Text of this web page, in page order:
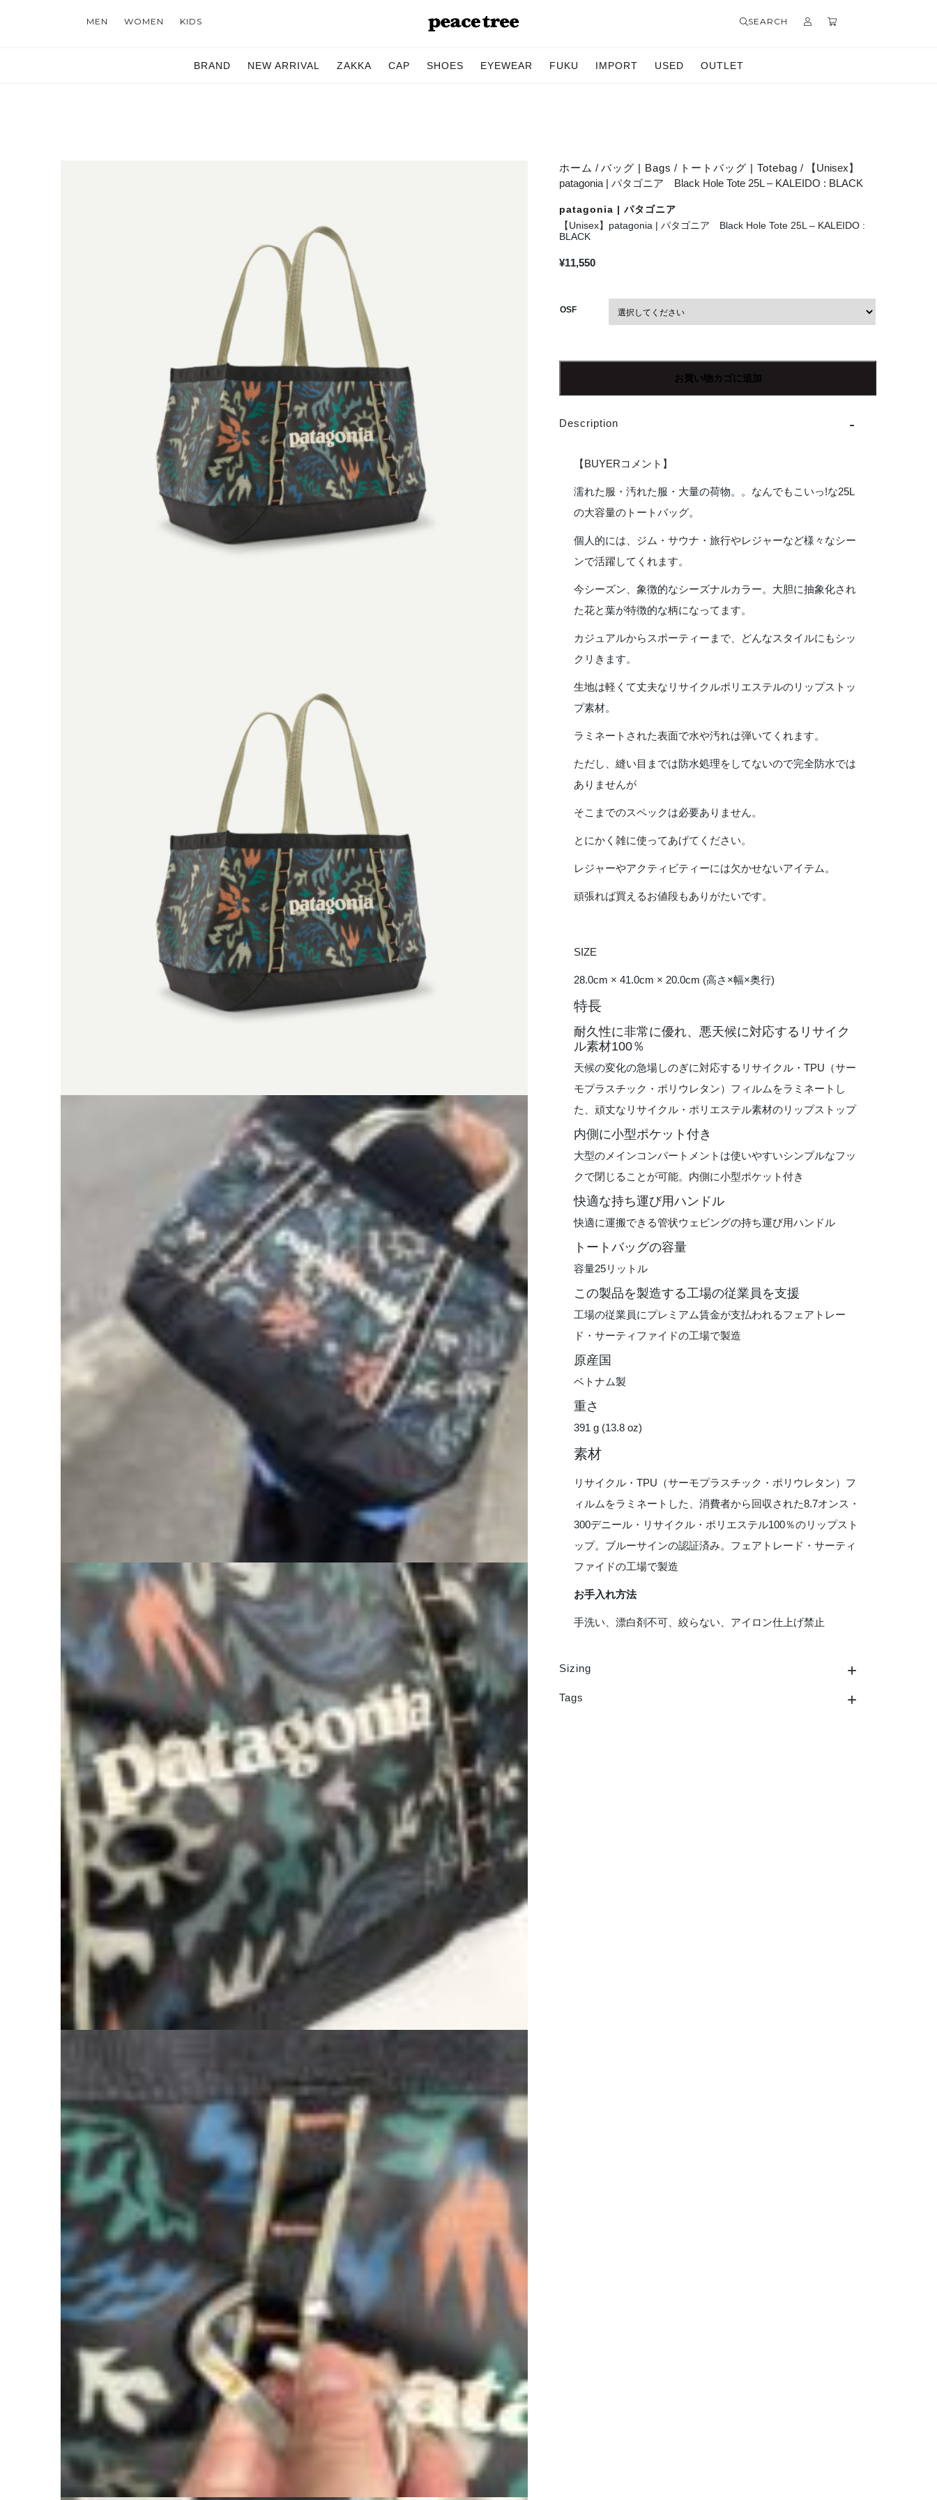
MEN WOMEN KIDS SEARCH
BRAND NEW ARRIVAL ZAKKA CAP SHOES EYEWEAR FUKU IMPORT USED OUTLET
ホーム / バッグ | Bags / トートバッグ | Totebag / 【Unisex】
patagonia | パタゴニア Black Hole Tote 25L – KALEIDO : BLACK
patagonia | パタゴニア
【Unisex】patagonia | パタゴニア Black Hole Tote 25L – KALEIDO :
BLACK
¥11,550
OSF
パ
ゴ
Hole
BLACK
お買い物カゴに追加
Description
【BUYERコメント】
濡れた服・汚れた服・大量の荷物。。なんでもこいっ!な25L
の大容量のトートバッグ。
個人的には、ジム・サウナ・旅行やレジャーなど様々なシー
ンで活躍してくれます。
今シーズン、象徴的なシーズナルカラー。大胆に抽象化され
た花と葉が特徴的な柄になってます。
カジュアルからスポーティーまで、どんなスタイルにもシッ
クリきます。
生地は軽くて丈夫なリサイクルポリエステルのリップストッ
プ素材。
ラミネートされた表面で水や汚れは弾いてくれます。
ただし、縫い目までは防水処理をしてないので完全防水では
ありませんが
そこまでのスペックは必要ありません。
とにかく雑に使ってあげてください。
レジャーやアクティビティーには欠かせないアイテム。
頑張れば買えるお値段もありがたいです。
SIZE
28.0cm × 41.0cm × 20.0cm (高さ×幅×奥行)
特長
耐久性に非常に優れ、悪天候に対応するリサイク
ル素材100％
天候の変化の急場しのぎに対応するリサイクル・TPU（サー
モプラスチック・ポリウレタン）フィルムをラミネートし
た、頑丈なリサイクル・ポリエステル素材のリップストップ
内側に小型ポケット付き
大型のメインコンパートメントは使いやすいシンプルなフッ
クで閉じることが可能。内側に小型ポケット付き
快適な持ち運び用ハンドル
快適に運搬できる管状ウェビングの持ち運び用ハンドル
トートバッグの容量
容量25リットル
この製品を製造する工場の従業員を支援
工場の従業員にプレミアム賃金が支払われるフェアトレー
ド・サーティファイドの工場で製造
原産国
ベトナム製
重さ
391 g (13.8 oz)
素材
リサイクル・TPU（サーモプラスチック・ポリウレタン）フ
ィルムをラミネートした、消費者から回収された8.7オンス・
300デニール・リサイクル・ポリエステル100％のリップスト
ップ。ブルーサインの認証済み。フェアトレード・サーティ
ファイドの工場で製造
お手入れ方法
手洗い、漂白剤不可、絞らない、アイロン仕上げ禁止
Sizing
Tags